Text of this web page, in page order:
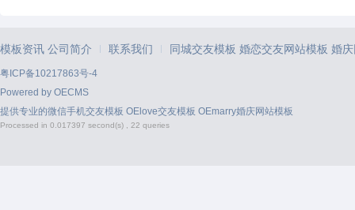
模板资讯 公司简介 | 联系我们 | 同城交友模板 婚恋交友网站模板 婚
粤ICP备10217863号-4
Powered by OECMS
提供专业的微信手机交友模板 OElove交友模板 OEmarry婚庆网站模板
Processed in 0.017397 second(s) , 22 queries